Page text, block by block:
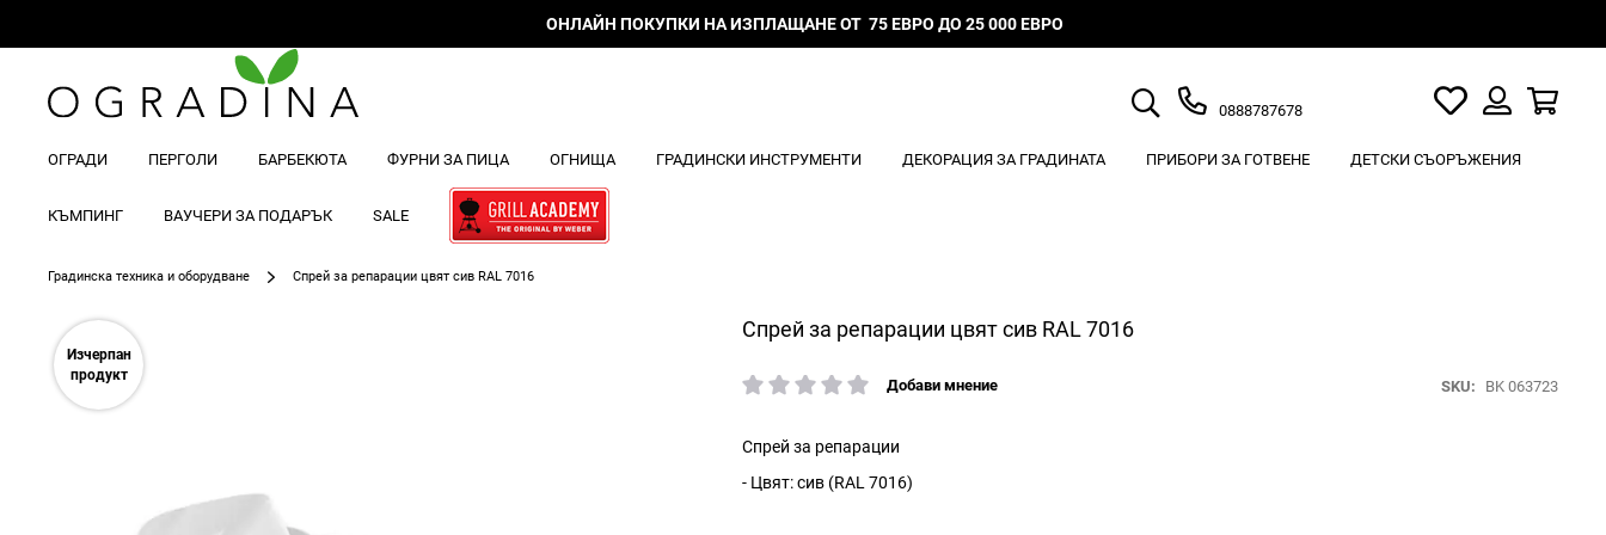
ОНЛАЙН ПОКУПКИ НА ИЗПЛАЩАНЕ ОТ 75 ЕВРО ДО 25 000 ЕВРО
Търсене
0888787678
Моят
списък
любими
ОГРАДИ ПЕРГОЛИ БАРБЕКЮТА ФУРНИ ЗА ПИЦА ОГНИЩА ГРАДИНСКИ ИНСТРУМЕНТИ ДЕКОРАЦИЯ ЗА ГРАДИНАТА ПРИБОРИ ЗА ГОТВЕНЕ ДЕТСКИ СЪОРЪЖЕНИЯ
КЪМПИНГ ВАУЧЕРИ ЗА ПОДАРЪК SALE
Градинска техника и оборудване Спрей за репарации цвят сив RAL 7016
Спрей за репарации цвят сив RAL 7016
рейтинг:
Добави мнение SKU BK 063723
Спрей за репарации
- Цвят: сив (RAL 7016)
Изчерпан
продукт
Преминете
към
края
на